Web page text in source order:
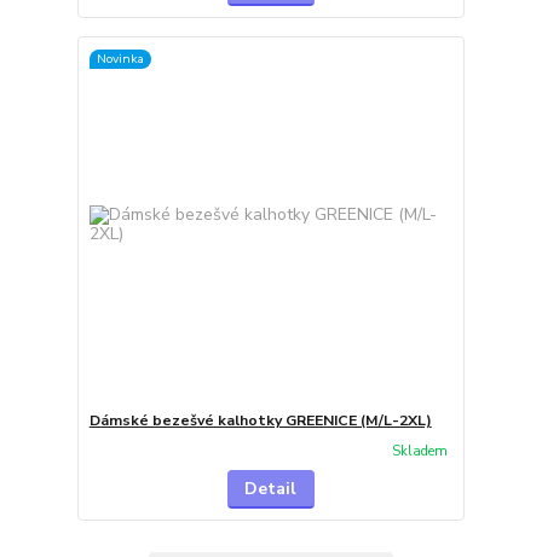
Novinka
Dámské bezešvé kalhotky GREENICE (M/L-2XL)
Skladem
Detail